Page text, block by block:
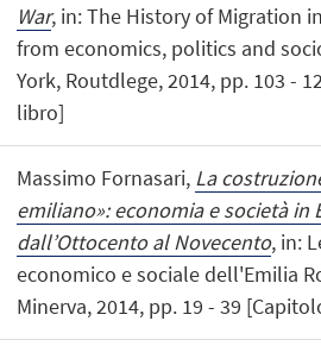
War, in: The History of Migration
from economics, politics and
York, Routdlege, 2014, pp. 103 -
libro]
Massimo Fornasari, La
emiliano»: economia e società in
dall’Ottocento al Novecento, in:
economico e sociale dell'Emilia
Minerva, 2014, pp. 19 - 39